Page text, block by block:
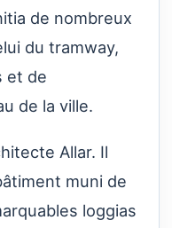
de nombreux
du tramway,
et de
de la ville.
Allar. Il
muni de
loggias